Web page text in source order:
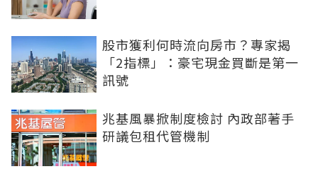
股市獲利何時流向房市？專家揭
「2指標」：豪宅現金買斷是第一
訊號
兆基風暴掀制度檢討 內政部著手
研議包租代管機制